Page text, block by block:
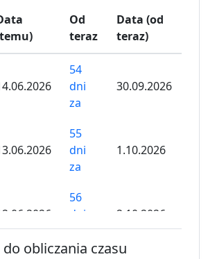
Od
teraz
Data (od
teraz)
54
dni
za
30.09.2026
55
dni
za
1.10.2026
56
dni
za
2.10.2026
obliczania czasu